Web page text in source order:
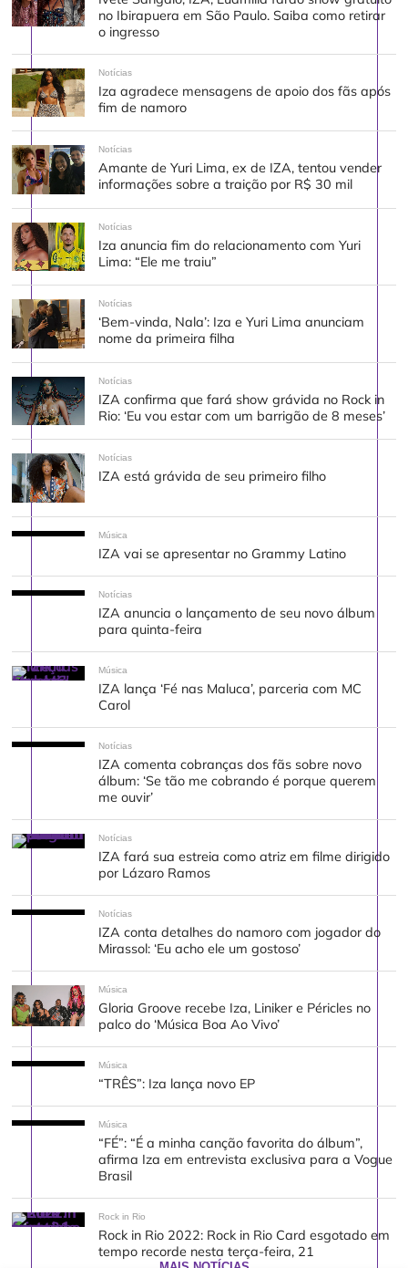
no Ibirapuera em São Paulo. Saiba como retirar
o ingresso
Notícias
Iza agradece mensagens de apoio dos fãs após
fim de namoro
Notícias
Amante de Yuri Lima, ex de IZA, tentou vender
informações sobre a traição por R$ 30 mil
Notícias
Iza anuncia fim do relacionamento com Yuri
Lima: “Ele me traiu”
Notícias
‘Bem-vinda, Nala’: Iza e Yuri Lima anunciam
nome da primeira filha
Notícias
IZA confirma que fará show grávida no Rock in
Rio: ‘Eu vou estar com um barrigão de 8 meses’
Notícias
IZA está grávida de seu primeiro filho
Música
IZA vai se apresentar no Grammy Latino
Notícias
IZA anuncia o lançamento de seu novo álbum
para quinta-feira
Música
IZA lança ‘Fé nas Maluca’, parceria com MC
Carol
Notícias
IZA comenta cobranças dos fãs sobre novo
álbum: ‘Se tão me cobrando é porque querem
me ouvir’
Notícias
IZA fará sua estreia como atriz em filme dirigido
por Lázaro Ramos
Notícias
IZA conta detalhes do namoro com jogador do
Mirassol: ‘Eu acho ele um gostoso’
Música
Gloria Groove recebe Iza, Liniker e Péricles no
palco do ‘Música Boa Ao Vivo’
Música
“TRÊS”: Iza lança novo EP
Música
“FÉ”: “É a minha canção favorita do álbum”,
afirma Iza em entrevista exclusiva para a Vogue
Brasil
Rock in Rio
Rock in Rio 2022: Rock in Rio Card esgotado em
tempo recorde nesta terça-feira, 21